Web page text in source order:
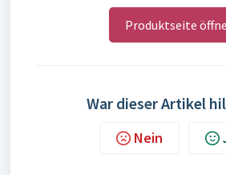
Produktseite
War dieser Artikel
Nein